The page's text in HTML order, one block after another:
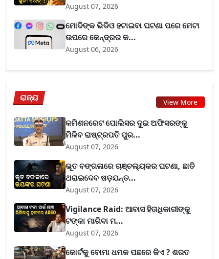
August 07, 2026
ମୋଦିଙ୍କ ଭିଡିଓ ହଟାଇବା ଘଟଣା ପରେ ମେଟା
ଉପରେ କେନ୍ଦ୍ରର କ...
August 06, 2026
ରାଜ୍ୟ View More
କମିଶନରେଟ ପୋଲିସର ଦୁଇ ଅଫିସରଙ୍କୁ
ମିଳିବ ରାଷ୍ଟ୍ରପତି ପୁର...
August 07, 2026
ଭୂତ ବଙ୍ଗଳାରେ ଚାଞ୍ଚଲ୍ୟକର ଘଟଣା, ଛାତି
ଥରାଇଦେବ ଷଡ଼ଯନ୍ତ...
August 07, 2026
Vigilance Raid: ଆବାସ ହିତାଧିକାରୀଙ୍କୁ
ଟଙ୍କା ମାଗିବା ମ...
August 07, 2026
କୋର୍ଟକୁ ବୋମା ଧମକ ପଛରେ କିଏ ? ଶରତ